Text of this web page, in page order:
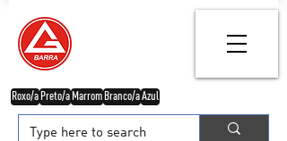
Roxo/a Preto/a Marrom Branco/aAzul